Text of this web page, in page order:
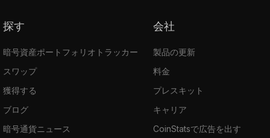
探す
暗号資産ポートフォリオトラッカー
スワップ
獲得する
ブログ
暗号通貨ニュース
会社
製品の更新
料金
プレスキット
キャリア
CoinStatsで広告を出す